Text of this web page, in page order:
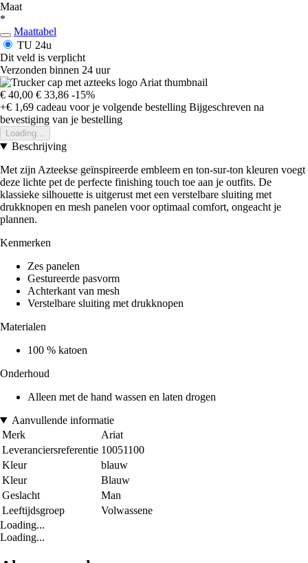
Maat
*
Maattabel
TU 24u
Dit veld is verplicht
Verzonden binnen 24 uur
€ 40,00 € 33,86 -15%
+€ 1,69 cadeau voor je volgende bestelling Bijgeschreven na
bevestiging van je bestelling
Loading...
Beschrijving
Met zijn Azteekse geïnspireerde embleem en ton-sur-ton kleuren voegt
deze lichte pet de perfecte finishing touch toe aan je outfits. De
klassieke silhouette is uitgerust met een verstelbare sluiting met
drukknopen en mesh panelen voor optimaal comfort, ongeacht je
plannen.
Kenmerken
Zes panelen
Gestureerde pasvorm
Achterkant van mesh
Verstelbare sluiting met drukknopen
Materialen
100 % katoen
Onderhoud
Alleen met de hand wassen en laten drogen
Aanvullende informatie
Merk
Ariat
Leveranciersreferentie 10051100
Kleur
blauw
Kleur
Blauw
Geslacht
Man
Leeftijdsgroep
Volwassene
Loading...
Loading...